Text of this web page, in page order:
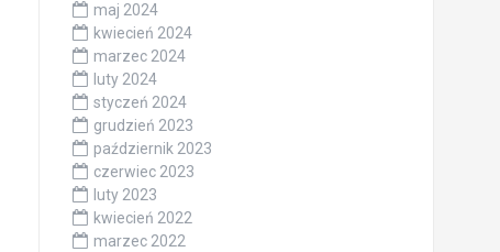
maj 2024
kwiecień 2024
marzec 2024
luty 2024
styczeń 2024
grudzień 2023
październik 2023
czerwiec 2023
luty 2023
kwiecień 2022
marzec 2022